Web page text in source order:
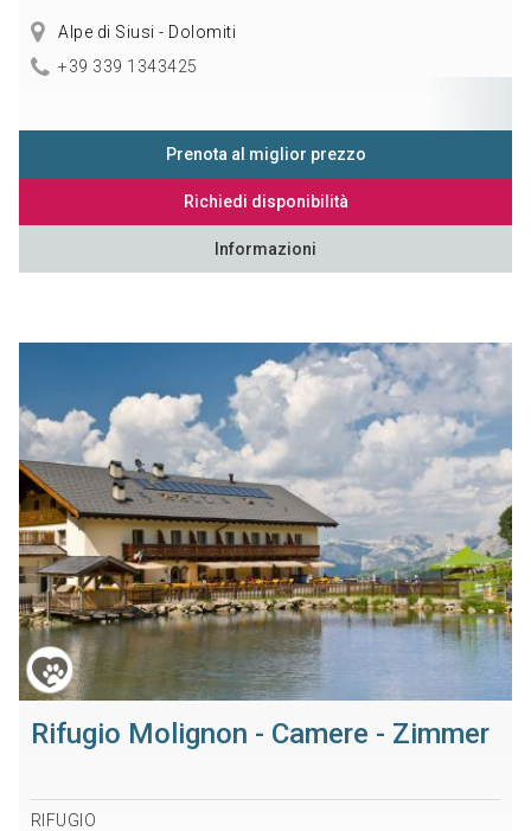
Alpe di Siusi - Dolomiti
+39 339 1343425
Prenota al miglior prezzo
Richiedi disponibilità
Informazioni
Rifugio Molignon - Camere - Zimmer
RIFUGIO